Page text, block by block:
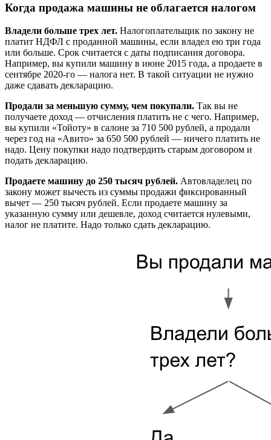
Когда продажа машины не облагается налогом
Владели больше трех лет. Налогоплательщик по закону не
платит НДФЛ с проданной машины, если владел ею три года
или больше. Срок считается с даты подписания договора.
Например, вы купили машину в июне 2015 года, а продаете в
сентябре 2020-го — налога нет. В такой ситуации не нужно
даже сдавать декларацию.
Продали за меньшую сумму, чем покупали. Так вы не
получаете доход — отчисления платить не с чего. Например,
вы купили «Тойоту» в салоне за 710 500 рублей, а продали
через год на «Авито» за 650 500 рублей — ничего платить не
надо. Цену покупки надо подтвердить старым договором и
подать декларацию.
Продаете машину до 250 тысяч рублей. Автовладелец по
закону может вычесть из суммы продажи фиксированный
вычет — 250 тысяч рублей. Если продаете машину за
указанную сумму или дешевле, доход считается нулевыми,
налог не платите. Надо только сдать декларацию.